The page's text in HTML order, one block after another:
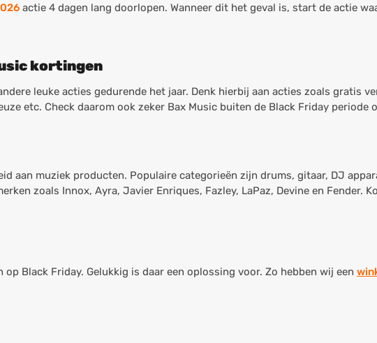
actie 4 dagen lang doorlopen. Wanneer dit het geval is, start de actie
kortingen
leuke acties gedurende het jaar. Denk hierbij aan acties zoals gratis
etc. Check daarom ook zeker Bax Music buiten de Black Friday periode
aan muziek producten. Populaire categorieën zijn drums, gitaar, DJ
zoals Innox, Ayra, Javier Enriques, Fazley, LaPaz, Devine en Fender.
Black Friday. Gelukkig is daar een oplossing voor. Zo hebben wij een